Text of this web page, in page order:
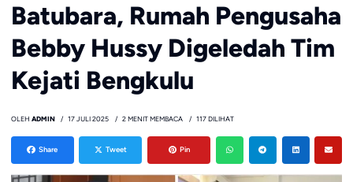
Batubara, Rumah Pengusaha
Bebby Hussy Digeledah Tim
Kejati Bengkulu
OLEH ADMIN 17 JULI 2025 2 MENIT MEMBACA 117 DILIHAT
Share Tweet Pin